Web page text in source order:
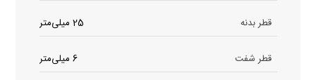
قطر بدنه 25 میلی‌متر
قطر شفت 6 میلی‌متر